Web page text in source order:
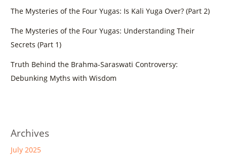
The Mysteries of the Four Yugas: Is Kali Yuga Over? (Part 2)
The Mysteries of the Four Yugas: Understanding Their
Secrets (Part 1)
Truth Behind the Brahma-Saraswati Controversy:
Debunking Myths with Wisdom
Archives
July 2025